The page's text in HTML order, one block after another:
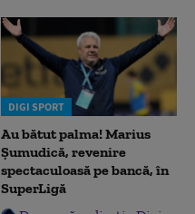
DIGI SPORT
Au bătut palma! Marius
Șumudică, revenire
spectaculoasă pe bancă, în
SuperLigă